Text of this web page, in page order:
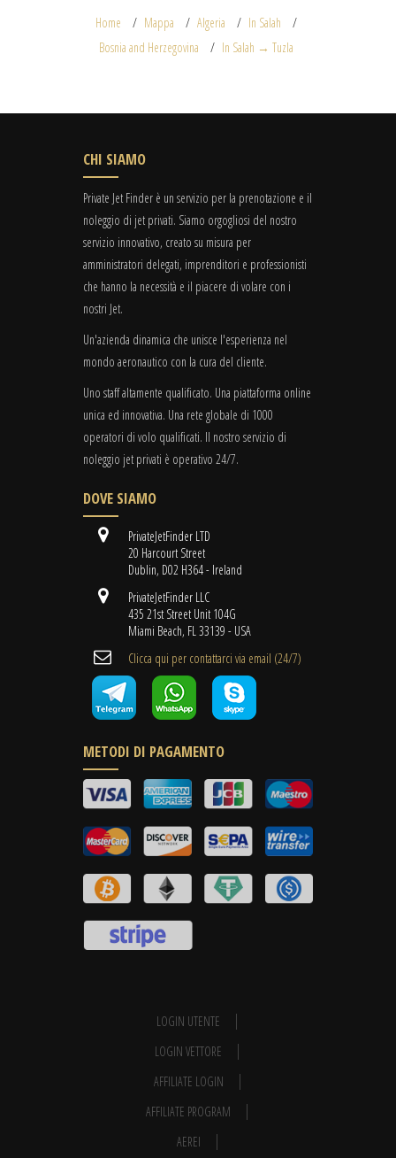
Home Mappa Algeria
In Salah
Bosnia and Herzegovina
In Salah → Tuzla
CHI SIAMO
Private Jet Finder è un servizio per la prenotazione e il
noleggio di jet privati. Siamo orgogliosi del nostro
servizio innovativo, creato su misura per
amministratori delegati, imprenditori e professionisti
che hanno la necessità e il piacere di volare con i
nostri Jet.
Un'azienda dinamica che unisce l'esperienza nel
mondo aeronautico con la cura del cliente.
Uno staff altamente qualificato. Una piattaforma online
unica ed innovativa. Una rete globale di 1000
operatori di volo qualificati. Il nostro servizio di
noleggio jet privati è operativo 24/7.
DOVE SIAMO
PrivateJetFinder LTD
20 Harcourt Street
Dublin, D02 H364 - Ireland
PrivateJetFinder LLC
435 21st Street Unit 104G
Miami Beach, FL 33139 - USA
Clicca qui per contattarci via email (24/7)
METODI DI PAGAMENTO
LOGIN UTENTE
LOGIN VETTORE
AFFILIATE LOGIN
AFFILIATE PROGRAM
AEREI